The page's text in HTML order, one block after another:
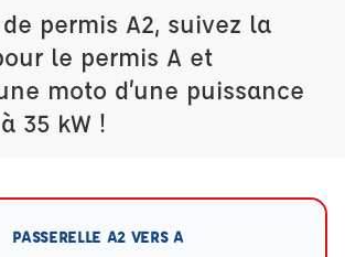
permis A2, suivez la
le permis A et
moto d’une puissance
35 kW !
PASSERELLE A2 VERS A